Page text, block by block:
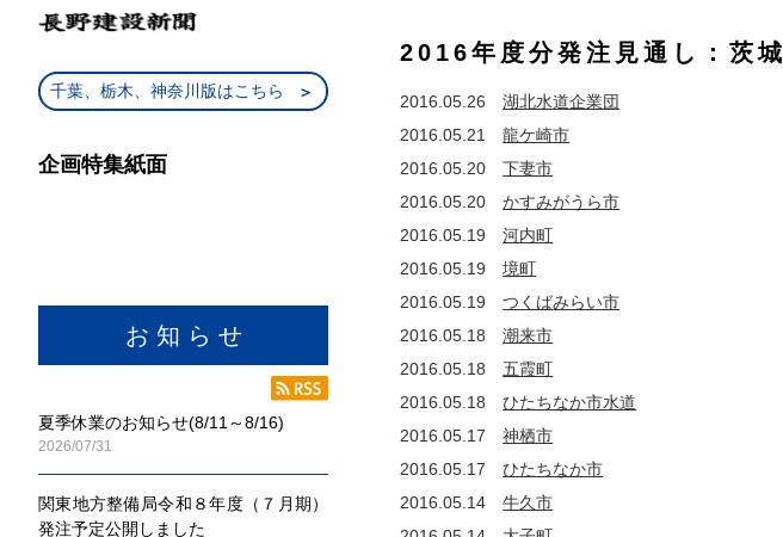
千葉、栃木、神奈川版はこちら
企画特集紙面
お 知 ら せ
夏季休業のお知らせ(8/11～8/16)
2026/07/31
関東地方整備局令和８年度（７月期）
発注予定公開しました
国・公団
茨城
埼玉
国・公団
茨城
埼玉
2019年
国・公団
茨城
2018年
国・公団
茨城
2017年
国・公団
茨城
2015年
国・公団
茨城 埼玉
2014年
国・公団
茨城 群馬
2013年
2016年度分発注見通し：茨城
2016.05.26
湖北水道企業団
2016.05.21
龍ケ崎市
2016.05.20
下妻市
2016.05.20
かすみがうら市
2016.05.19
河内町
2016.05.19
境町
2016.05.19
つくばみらい市
2016.05.18
潮来市
2016.05.18
五霞町
2016.05.18
ひたちなか市水道
2016.05.17
神栖市
2016.05.17
ひたちなか市
2016.05.14
牛久市